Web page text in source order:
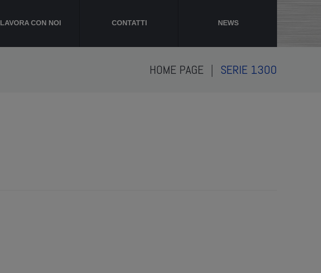
LAVORA CON NOI CONTATTI NEWS
HOME PAGE SERIE 1300